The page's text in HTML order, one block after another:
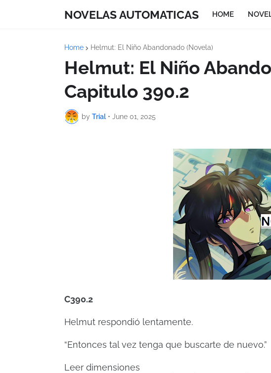
NOVELAS AUTOMATICAS HOME
Home Helmut: El Niño Abandonado (Novela)
Helmut: El Niño
Capitulo 390.2
by Trial • June 01, 2025
C390.2
Helmut respondió lentamente.
“Entonces tal vez tenga que buscarte de nuevo.”
Leer dimensiones